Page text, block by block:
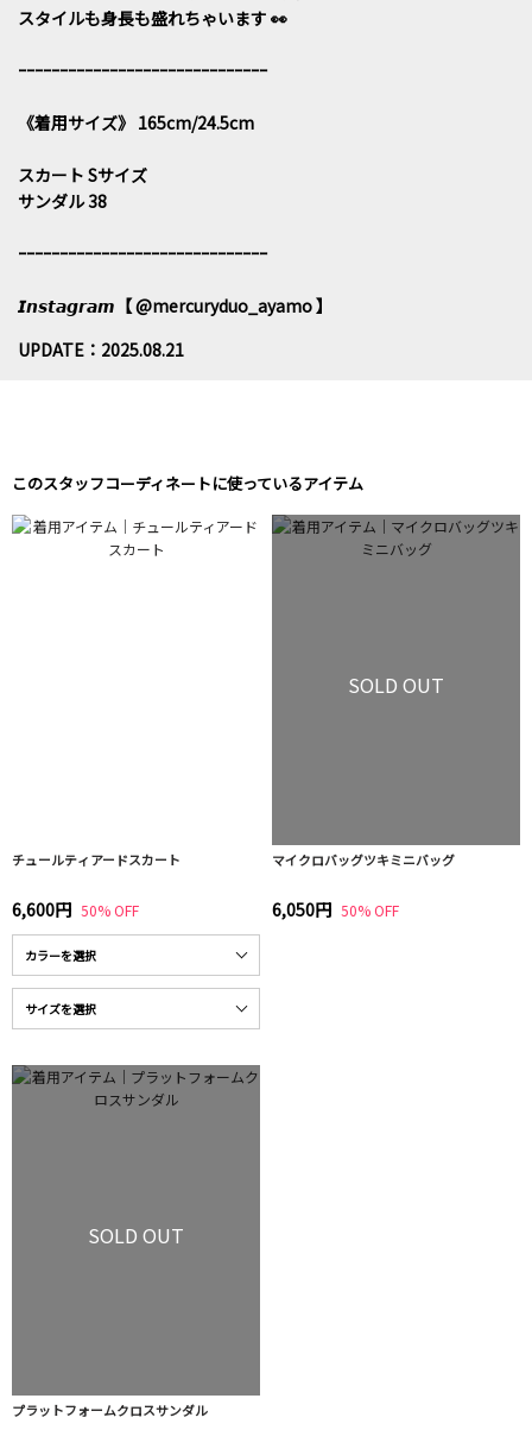
スタイルも身長も盛れちゃいます 👀
ｰｰｰｰｰｰｰｰｰｰｰｰｰｰｰｰｰｰｰｰｰｰｰｰｰｰｰｰｰｰ
《着用サイズ》 165cm/24.5cm
スカート Sサイズ
サンダル 38
ｰｰｰｰｰｰｰｰｰｰｰｰｰｰｰｰｰｰｰｰｰｰｰｰｰｰｰｰｰｰ
𝙄𝙣𝙨𝙩𝙖𝙜𝙧𝙖𝙢【 @mercuryduo_ayamo 】
UPDATE：2025.08.21
このスタッフコーディネートに使っているアイテム
チュールティアードスカート
6,600円 50% OFF
SOLD OUT
マイクロバッグツキミニバッグ
6,050円 50% OFF
SOLD OUT
プラットフォームクロスサンダル